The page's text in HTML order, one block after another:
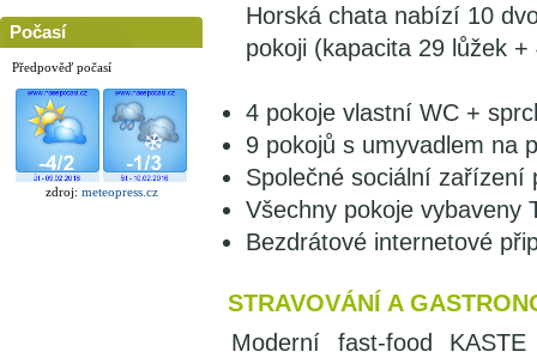
Počasí
Předpověď počasí
zdroj: meteopress.cz
Horská chata nabízí 10
pokoji (kapacita 29 lůžek
4 pokoje vlastní WC +
9 pokojů s umyvadlem na
Společné sociální zařízení
Všechny pokoje vybaveny
Bezdrátové internetové
STRAVOVÁNÍ A
Moderní fast-food